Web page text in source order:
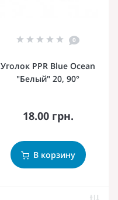
0
Уголок PPR Blue Ocean
"Белый" 20, 90°
18.00 грн.
В корзину